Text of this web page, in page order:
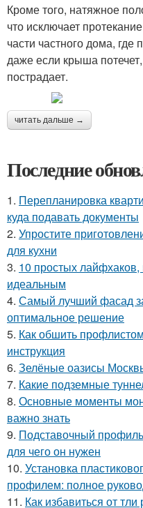
Кроме того, натяжное
что исключает
части частного дома,
даже если крыша
пострадает.
читать дальше →
Последние
1. Перепланировка
куда подавать документы
2. Упростите
для кухни
3. 10 простых
идеальным
4. Самый лучший фасад
оптимальное решение
5. Как обшить
инструкция
6. Зелёные оазисы
7. Какие подземные
8. Основные моменты
важно знать
9. Подставочный
для чего он нужен
10. Установка
профилем: полное
11. Как избавиться от